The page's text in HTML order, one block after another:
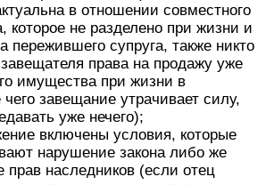
в отношении совместного
которое не разделено при жизни и
пережившего супруга, также никто
права на продажу уже
имущества при жизни в
чего завещание утрачивает силу,
уже нечего);
включены условия, которые
нарушение закона либо же
наследников (если отец